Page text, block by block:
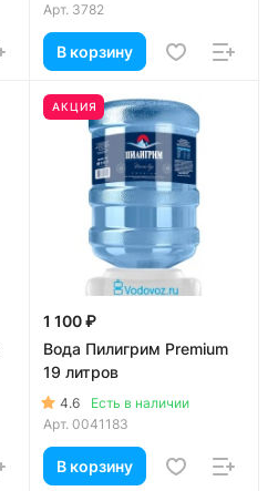
Арт. 3782
В корзину
АКЦИЯ
1 100 ₽
Вода Пилигрим Premium
19 литров
4.6
Есть в наличии
Арт. 0041183
В корзину